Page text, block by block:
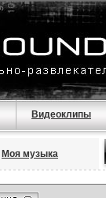
Видеоклипы
Моя музыка